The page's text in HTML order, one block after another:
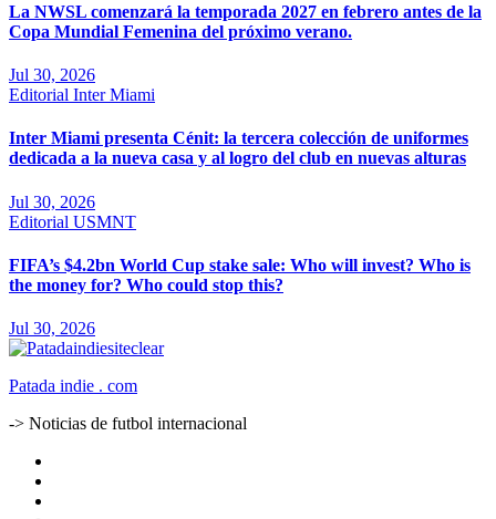
La NWSL comenzará la temporada 2027 en febrero antes de la
Copa Mundial Femenina del próximo verano.
Jul 30, 2026
Editorial Inter Miami
Inter Miami presenta Cénit: la tercera colección de uniformes
dedicada a la nueva casa y al logro del club en nuevas alturas
Jul 30, 2026
Editorial USMNT
FIFA’s $4.2bn World Cup stake sale: Who will invest? Who is
the money for? Who could stop this?
Jul 30, 2026
Patada indie . com
-> Noticias de futbol internacional